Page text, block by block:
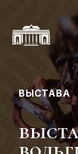
ВЫСТАВА